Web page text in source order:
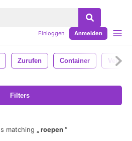
Einloggen Anmelden
Zurufen Container
Filters
matching
roepen